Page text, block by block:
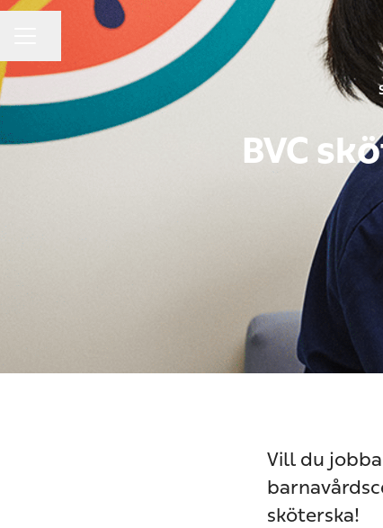
BVC
Vill du
sköterska!